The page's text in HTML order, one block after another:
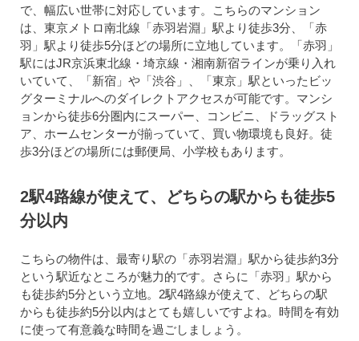
で、幅広い世帯に対応しています。こちらのマンション
は、東京メトロ南北線「赤羽岩淵」駅より徒歩3分、「赤
羽」駅より徒歩5分ほどの場所に立地しています。「赤羽」
駅にはJR京浜東北線・埼京線・湘南新宿ラインが乗り入れ
いていて、「新宿」や「渋谷」、「東京」駅といったビッ
グターミナルへのダイレクトアクセスが可能です。マンシ
ョンから徒歩6分圏内にスーパー、コンビニ、ドラッグスト
ア、ホームセンターが揃っていて、買い物環境も良好。徒
歩3分ほどの場所には郵便局、小学校もあります。
2駅4路線が使えて、どちらの駅からも徒歩5
分以内
こちらの物件は、最寄り駅の「赤羽岩淵」駅から徒歩約3分
という駅近なところが魅力的です。さらに「赤羽」駅から
も徒歩約5分という立地。2駅4路線が使えて、どちらの駅
からも徒歩約5分以内はとても嬉しいですよね。時間を有効
に使って有意義な時間を過ごしましょう。